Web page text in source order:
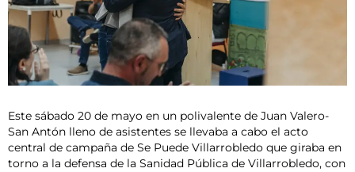
Este sábado 20 de mayo en un polivalente de Juan Valero-
San Antón lleno de asistentes se llevaba a cabo el acto
central de campaña de Se Puede Villarrobledo que giraba en
torno a la defensa de la Sanidad Pública de Villarrobledo, con